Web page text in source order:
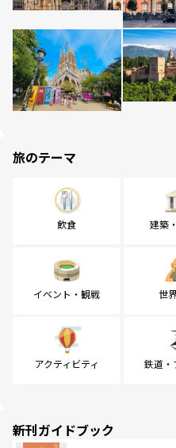
旅のテーマ
飲食 建築
イベント・観戦 世
アクティビティ 鉄道・
新刊ガイドブック